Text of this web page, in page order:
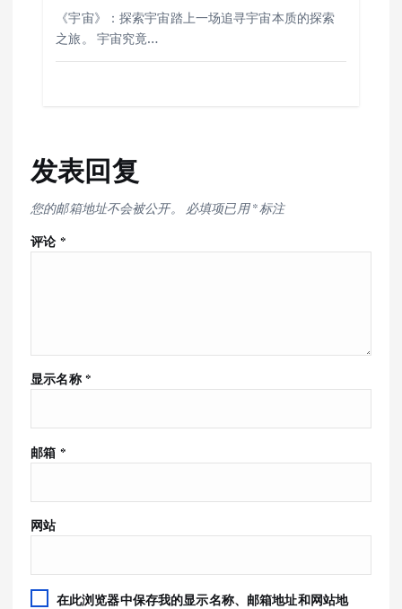
《宇宙》：探索宇宙踏上一场追寻宇宙本质的探索
之旅。 宇宙究竟…
发表回复
您的邮箱地址不会被公开。 必填项已用*标注
评论 *
显示名称 *
邮箱 *
网站
在此浏览器中保存我的显示名称、邮箱地址和网站地